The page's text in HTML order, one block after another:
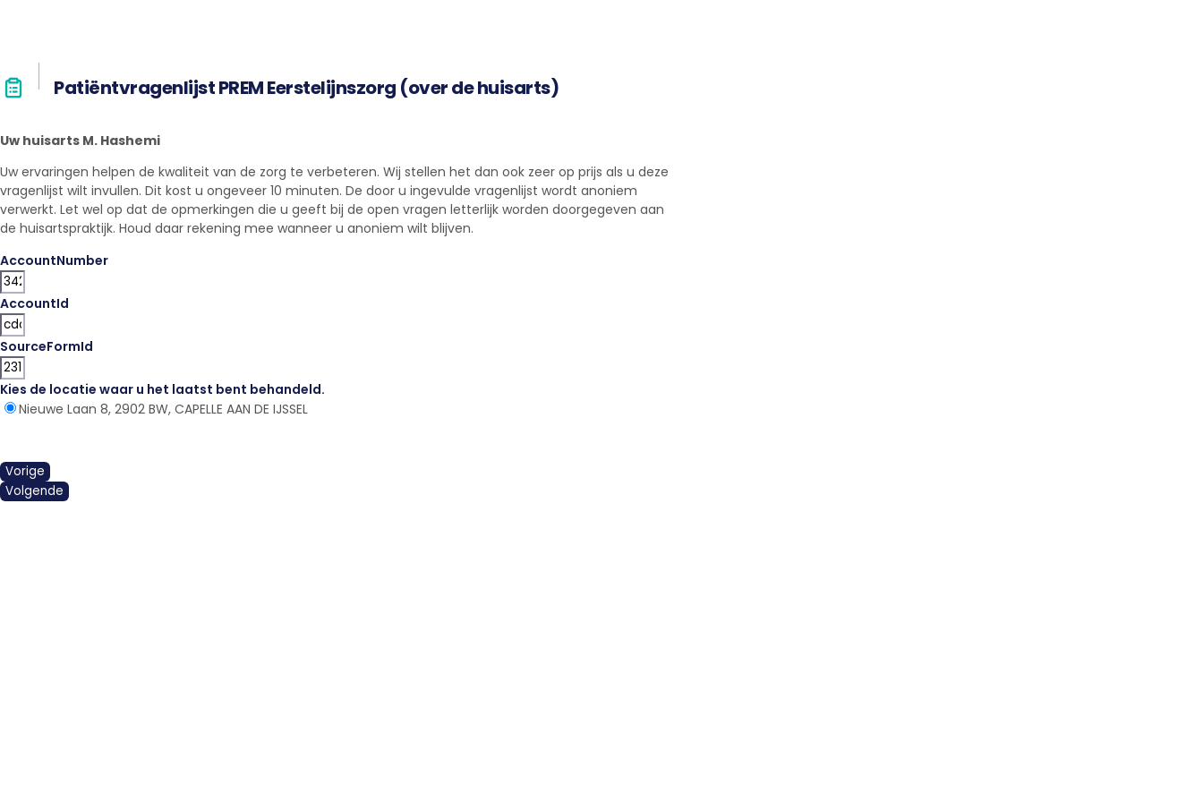
Patiëntvragenlijst PREM Eerstelijnszorg (over de huisarts)
Uw huisarts M. Hashemi
Uw ervaringen helpen de kwaliteit van de zorg te verbeteren. Wij stellen het dan ook zeer op prijs als u deze
vragenlijst wilt invullen. Dit kost u ongeveer 10 minuten. De door u ingevulde vragenlijst wordt anoniem
verwerkt. Let wel op dat de opmerkingen die u geeft bij de open vragen letterlijk worden doorgegeven aan
de huisartspraktijk. Houd daar rekening mee wanneer u anoniem wilt blijven.
AccountNumber
AccountId
SourceFormId
Kies de locatie waar u het laatst bent behandeld.
Nieuwe Laan 8, 2902 BW, CAPELLE AAN DE IJSSEL
Vorige
Volgende